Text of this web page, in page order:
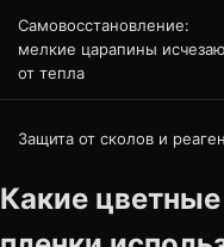
Самовосстановление:
мелкие царапины
от тепла
Защита от сколов и
Какие